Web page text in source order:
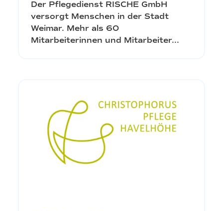
Der Pflegedienst RISCHE GmbH
versorgt Menschen in der Stadt
Weimar. Mehr als 60
Mitarbeiterinnen und Mitarbeiter...